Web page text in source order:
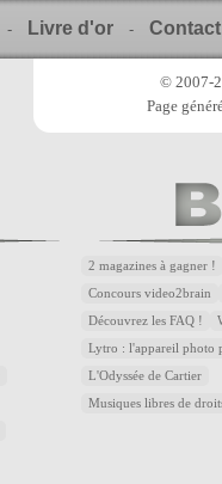
- Livre d'or - Contact
© 2007-
Page
2 magazines à gagner !
Concours video2brain
Découvrez les FAQ !
Lytro : l'appareil photo
L'Odyssée de Cartier
Musiques libres de